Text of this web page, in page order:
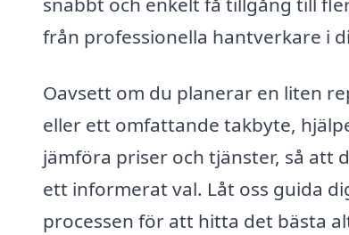
från professionella hantverkare i
Oavsett om du planerar en liten
eller ett omfattande takbyte,
jämföra priser och tjänster, så att
ett informerat val. Låt oss guida
processen för att hitta det bästa